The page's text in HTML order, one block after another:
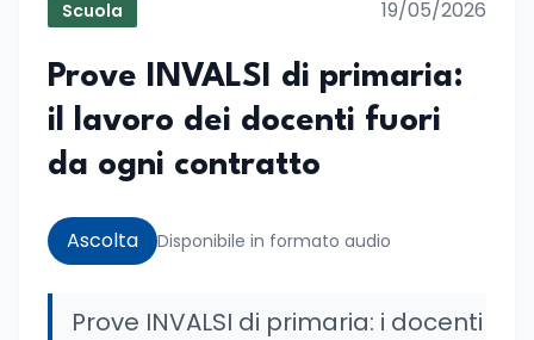
Scuola 19/05/2026
Prove INVALSI di primaria:
il lavoro dei docenti fuori
da ogni contratto
Ascolta Disponibile in formato audio
Prove INVALSI di primaria: i docenti